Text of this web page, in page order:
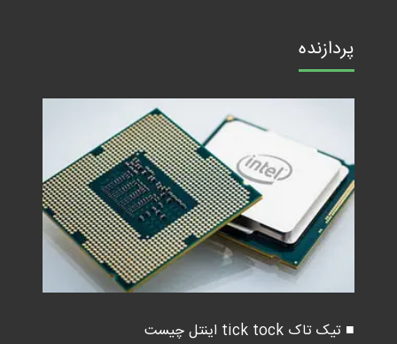
پردازنده
■ تیک تاک tick tock اینتل چیست